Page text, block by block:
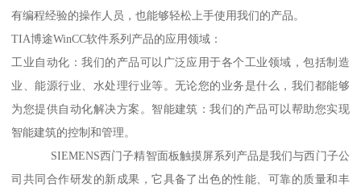
有编程经验的操作人员，也能够轻松上手使用我们的产品。
TIA博途WinCC软件系列产品的应用领域：
工业自动化：我们的产品可以广泛应用于各个工业领域，包括制造
业、能源行业、水处理行业等。无论您的业务是什么，我们都能够
为您提供自动化解决方案。智能建筑：我们的产品可以帮助您实现
智能建筑的控制和管理。
SIEMENS西门子精智面板触摸屏系列产品是我们与西门子公
司共同合作研发的新成果，它具备了出色的性能、可靠的质量和丰